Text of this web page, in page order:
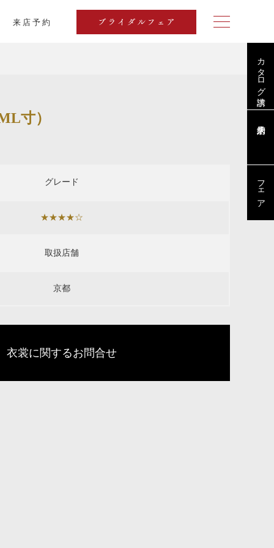
来店予約 ブライダルフェア
カタログ請求
フェア
寸）
グレード
★★★★☆
取扱店舗
京都
衣裳に関するお問合せ